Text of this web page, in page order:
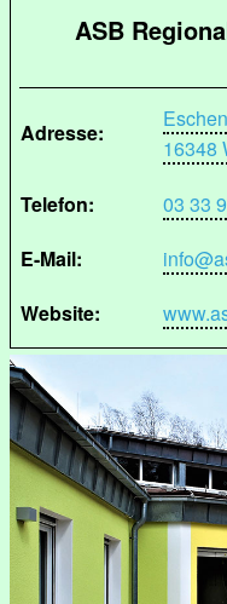
ASB
Adresse:
16348
Telefon:
03 33
E-Mail:
Website: